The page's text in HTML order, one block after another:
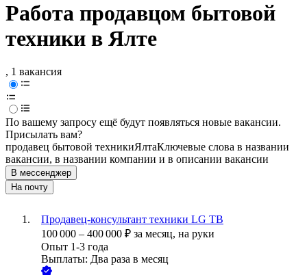
Работа продавцом бытовой
техники в Ялте
, 1 вакансия
По вашему запросу ещё будут появляться новые вакансии.
Присылать вам?
продавец бытовой техникиЯлтаКлючевые слова в названии
вакансии, в названии компании и в описании вакансии
В мессенджер
На почту
Продавец-консультант техники LG ТВ
100 000 – 400 000 ₽ за месяц, на руки
Опыт 1-3 года
Выплаты: Два раза в месяц